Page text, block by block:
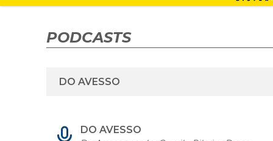
PODCASTS
DO AVESSO